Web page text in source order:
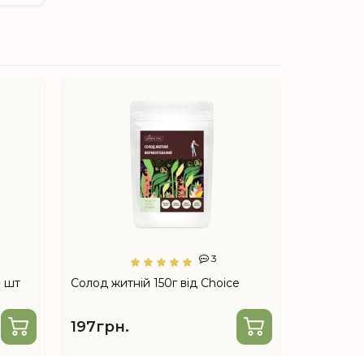
шт
3
Солод житній 150г від Choice
197грн.